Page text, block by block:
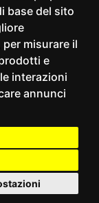
base del sito
per misurare il
e
interazioni
annunci